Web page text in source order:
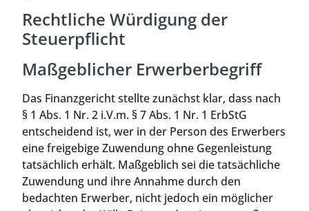
Rechtliche Würdigung der
Steuerpflicht
Maßgeblicher Erwerberbegriff
Das Finanzgericht stellte zunächst klar, dass nach
§ 1 Abs. 1 Nr. 2 i.V.m. § 7 Abs. 1 Nr. 1 ErbStG
entscheidend ist, wer in der Person des Erwerbers
eine freigebige Zuwendung ohne Gegenleistung
tatsächlich erhält. Maßgeblich sei die tatsächliche
Zuwendung und ihre Annahme durch den
bedachten Erwerber, nicht jedoch ein möglicher